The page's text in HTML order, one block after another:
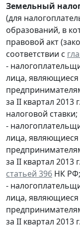
Земельный
(для
образований, в
правовой акт
соответствии с
-
лица,
за II квартал 2013
налоговой ставки;
-
лица,
за II квартал 2013
статьей 396 НК РФ;
-
лица,
за II квартал 2013